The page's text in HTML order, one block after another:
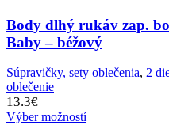
Body dlhý rukáv zap.
Baby – béžový
Súpravičky, sety oblečenia, 2
oblečenie
13.3€
Výber možností